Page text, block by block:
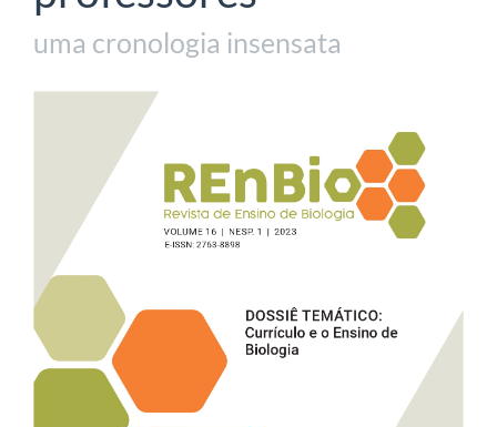
uma cronologia insensata
lateral
artigos